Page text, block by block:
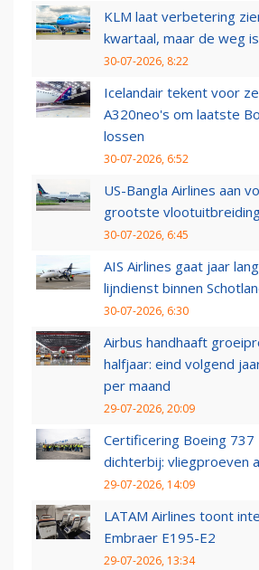
KLM laat verbetering
kwartaal, maar de weg
30-07-2026, 8:22
Icelandair tekent voor
A320neo's om laatste
lossen
30-07-2026, 6:52
US-Bangla Airlines aan
grootste
30-07-2026, 6:45
AIS Airlines gaat jaar
lijndienst binnen
30-07-2026, 6:30
Airbus handhaaft
halfjaar: eind volgend
per maand
29-07-2026, 20:09
Certificering Boeing 737
dichterbij: vliegproeven
29-07-2026, 14:09
LATAM Airlines toont
Embraer E195-E2
29-07-2026, 13:34